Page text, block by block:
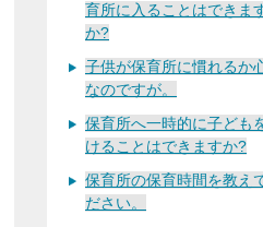
育所に入ることはできま
か?
子供が保育所に慣れるか
なのですが。
保育所へ一時的に子ども
けることはできますか?
保育所の保育時間を教え
ださい。